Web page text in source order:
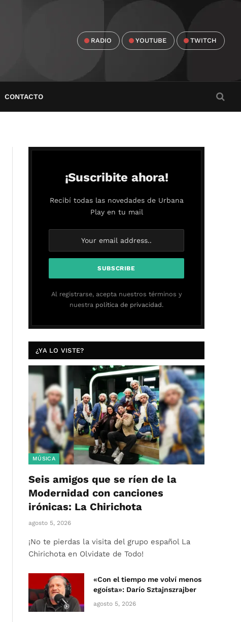
RADIO YOUTUBE TWITCH
CONTACTO
¡Suscribite ahora!
Recibí todas las novedades de Urbana
Play en tu mail
Al registrarse, acepta nuestros términos y
nuestra política de privacidad.
¿YA LO VISTE?
MÚSICA
Seis amigos que se ríen de la
Modernidad con canciones
irónicas: La Chirichota
agosto 5, 2026
¡No te pierdas la visita del grupo español La
Chirichota en Olvidate de Todo!
«Con el tiempo me volví menos
egoísta»: Darío Sztajnszrajber
agosto 5, 2026